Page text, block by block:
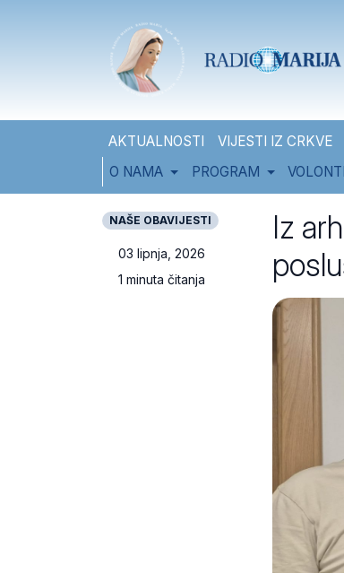
AKTUALNOSTI VIJESTI IZ CRKVE
O NAMA
PROGRAM
NAŠE OBAVIJESTI
03 lipnja, 2026
1 minuta čitanja
Iz